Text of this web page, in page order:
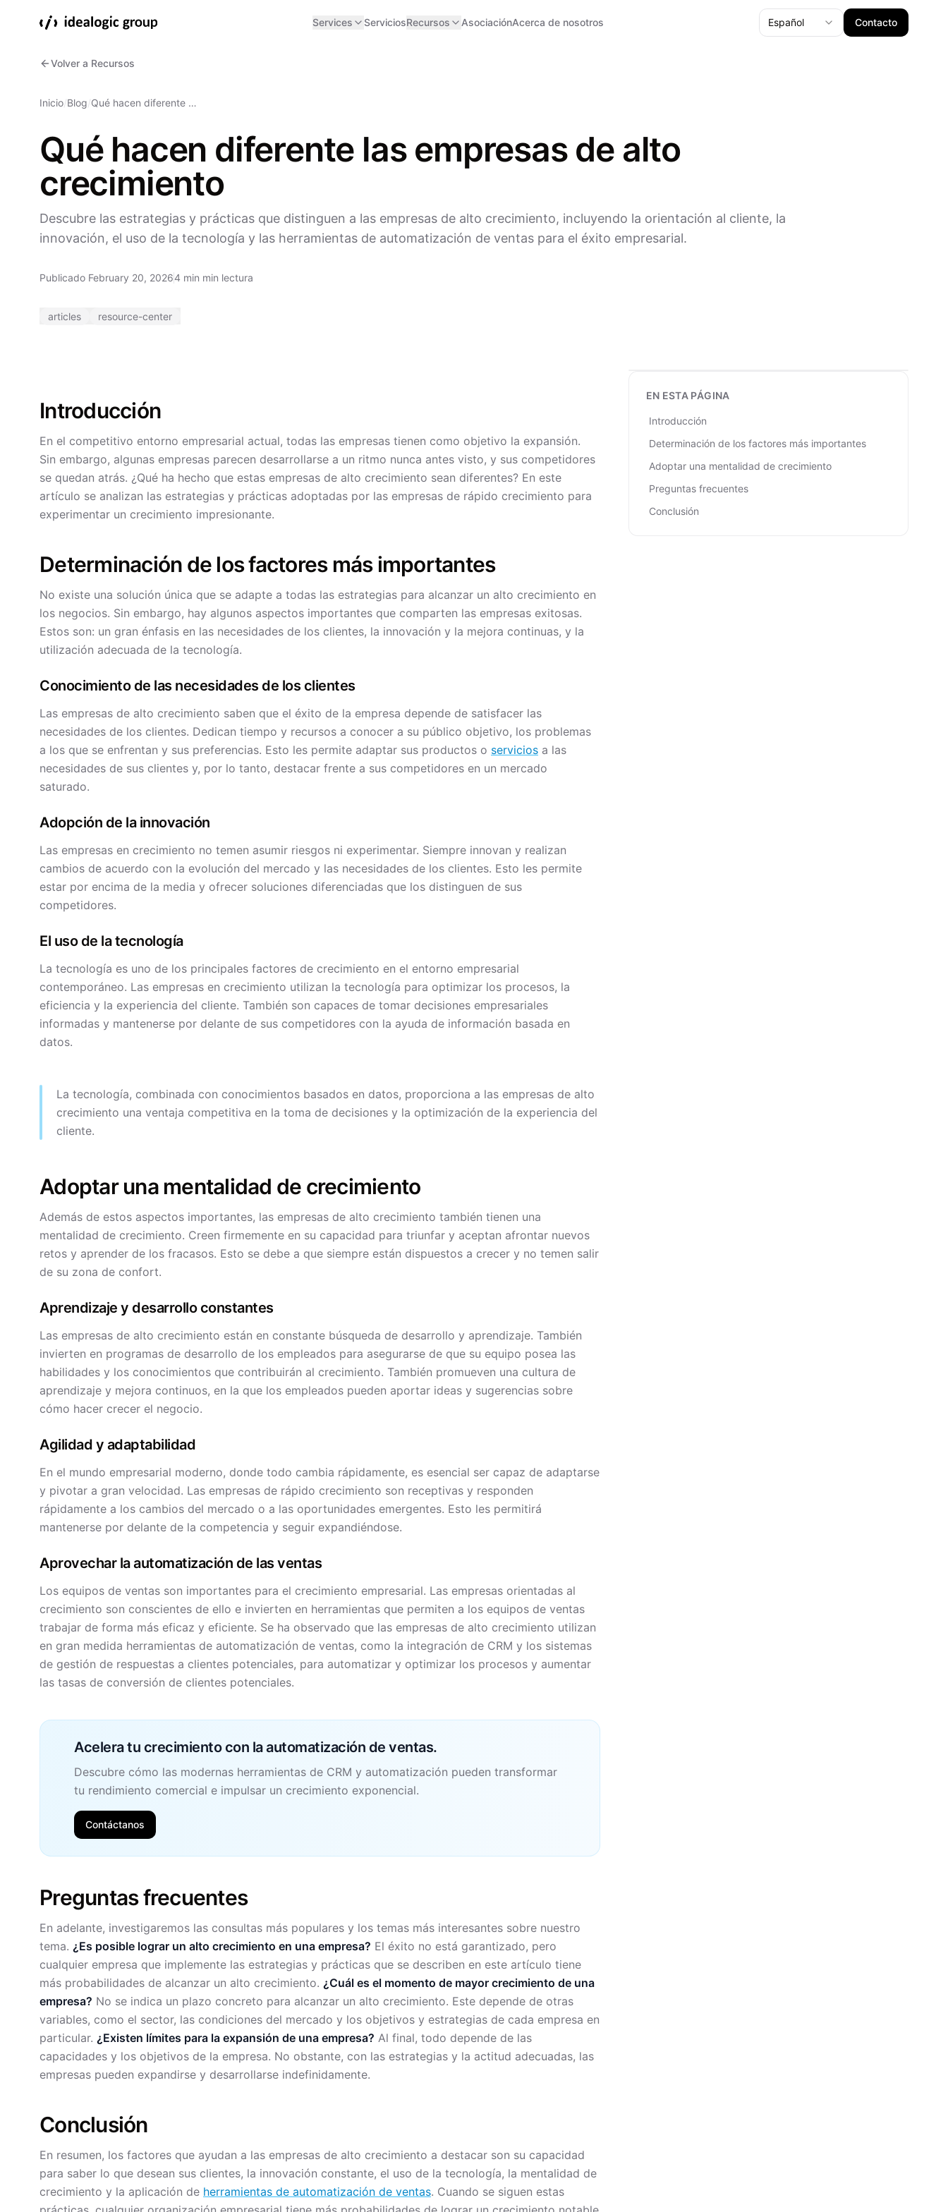
Services ServiciosRecursos AsociaciónAcerca de nosotros Español Contacto
Volver a Recursos
Inicio/Blog/Qué hacen diferente …
Qué hacen diferente las empresas de alto
crecimiento
Descubre las estrategias y prácticas que distinguen a las empresas de alto crecimiento, incluyendo la orientación al cliente, la
innovación, el uso de la tecnología y las herramientas de automatización de ventas para el éxito empresarial.
Publicado February 20, 20264 min min lectura
articles resource-center
Introducción
En el competitivo entorno empresarial actual, todas las empresas tienen como objetivo la expansión.
Sin embargo, algunas empresas parecen desarrollarse a un ritmo nunca antes visto, y sus competidores
se quedan atrás. ¿Qué ha hecho que estas empresas de alto crecimiento sean diferentes? En este
artículo se analizan las estrategias y prácticas adoptadas por las empresas de rápido crecimiento para
experimentar un crecimiento impresionante.
Determinación de los factores más importantes
No existe una solución única que se adapte a todas las estrategias para alcanzar un alto crecimiento en
los negocios. Sin embargo, hay algunos aspectos importantes que comparten las empresas exitosas.
Estos son: un gran énfasis en las necesidades de los clientes, la innovación y la mejora continuas, y la
utilización adecuada de la tecnología.
Conocimiento de las necesidades de los clientes
Las empresas de alto crecimiento saben que el éxito de la empresa depende de satisfacer las
necesidades de los clientes. Dedican tiempo y recursos a conocer a su público objetivo, los problemas
a los que se enfrentan y sus preferencias. Esto les permite adaptar sus productos o servicios a las
necesidades de sus clientes y, por lo tanto, destacar frente a sus competidores en un mercado
saturado.
Adopción de la innovación
Las empresas en crecimiento no temen asumir riesgos ni experimentar. Siempre innovan y realizan
cambios de acuerdo con la evolución del mercado y las necesidades de los clientes. Esto les permite
estar por encima de la media y ofrecer soluciones diferenciadas que los distinguen de sus
competidores.
El uso de la tecnología
La tecnología es uno de los principales factores de crecimiento en el entorno empresarial
contemporáneo. Las empresas en crecimiento utilizan la tecnología para optimizar los procesos, la
eficiencia y la experiencia del cliente. También son capaces de tomar decisiones empresariales
informadas y mantenerse por delante de sus competidores con la ayuda de información basada en
datos.
La tecnología, combinada con conocimientos basados en datos, proporciona a las empresas de alto
crecimiento una ventaja competitiva en la toma de decisiones y la optimización de la experiencia del
cliente.
Adoptar una mentalidad de crecimiento
Además de estos aspectos importantes, las empresas de alto crecimiento también tienen una
mentalidad de crecimiento. Creen firmemente en su capacidad para triunfar y aceptan afrontar nuevos
retos y aprender de los fracasos. Esto se debe a que siempre están dispuestos a crecer y no temen salir
de su zona de confort.
Aprendizaje y desarrollo constantes
Las empresas de alto crecimiento están en constante búsqueda de desarrollo y aprendizaje. También
invierten en programas de desarrollo de los empleados para asegurarse de que su equipo posea las
habilidades y los conocimientos que contribuirán al crecimiento. También promueven una cultura de
aprendizaje y mejora continuos, en la que los empleados pueden aportar ideas y sugerencias sobre
cómo hacer crecer el negocio.
Agilidad y adaptabilidad
En el mundo empresarial moderno, donde todo cambia rápidamente, es esencial ser capaz de adaptarse
y pivotar a gran velocidad. Las empresas de rápido crecimiento son receptivas y responden
rápidamente a los cambios del mercado o a las oportunidades emergentes. Esto les permitirá
mantenerse por delante de la competencia y seguir expandiéndose.
Aprovechar la automatización de las ventas
Los equipos de ventas son importantes para el crecimiento empresarial. Las empresas orientadas al
crecimiento son conscientes de ello e invierten en herramientas que permiten a los equipos de ventas
trabajar de forma más eficaz y eficiente. Se ha observado que las empresas de alto crecimiento utilizan
en gran medida herramientas de automatización de ventas, como la integración de CRM y los sistemas
de gestión de respuestas a clientes potenciales, para automatizar y optimizar los procesos y aumentar
las tasas de conversión de clientes potenciales.
Acelera tu crecimiento con la automatización de ventas.
Descubre cómo las modernas herramientas de CRM y automatización pueden transformar
tu rendimiento comercial e impulsar un crecimiento exponencial.
Contáctanos
Preguntas frecuentes
En adelante, investigaremos las consultas más populares y los temas más interesantes sobre nuestro
tema. ¿Es posible lograr un alto crecimiento en una empresa? El éxito no está garantizado, pero
cualquier empresa que implemente las estrategias y prácticas que se describen en este artículo tiene
más probabilidades de alcanzar un alto crecimiento. ¿Cuál es el momento de mayor crecimiento de una
empresa? No se indica un plazo concreto para alcanzar un alto crecimiento. Este depende de otras
variables, como el sector, las condiciones del mercado y los objetivos y estrategias de cada empresa en
particular. ¿Existen límites para la expansión de una empresa? Al final, todo depende de las
capacidades y los objetivos de la empresa. No obstante, con las estrategias y la actitud adecuadas, las
empresas pueden expandirse y desarrollarse indefinidamente.
Conclusión
En resumen, los factores que ayudan a las empresas de alto crecimiento a destacar son su capacidad
para saber lo que desean sus clientes, la innovación constante, el uso de la tecnología, la mentalidad de
crecimiento y la aplicación de herramientas de automatización de ventas. Cuando se siguen estas
EN ESTA PÁGINA
Introducción
Determinación de los factores más importantes
Adoptar una mentalidad de crecimiento
Preguntas frecuentes
Conclusión